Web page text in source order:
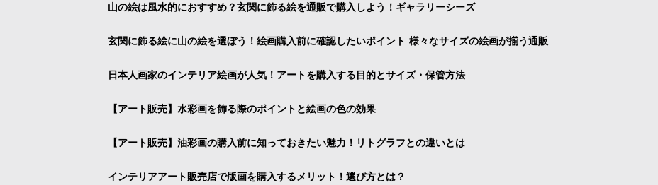
山の絵は風水的におすすめ？玄関に飾る絵を通販で購入しよう！ギャラリーシーズ
玄関に飾る絵に山の絵を選ぼう！絵画購入前に確認したいポイント 様々なサイズの絵画が揃う通販
日本人画家のインテリア絵画が人気！アートを購入する目的とサイズ・保管方法
【アート販売】水彩画を飾る際のポイントと絵画の色の効果
【アート販売】油彩画の購入前に知っておきたい魅力！リトグラフとの違いとは
インテリアアート販売店で版画を購入するメリット！選び方とは？